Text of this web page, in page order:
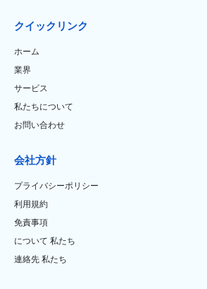
クイックリンク
ホーム
業界
サービス
私たちについて
お問い合わせ
会社方針
プライバシーポリシー
利用規約
免責事項
について 私たち
連絡先 私たち